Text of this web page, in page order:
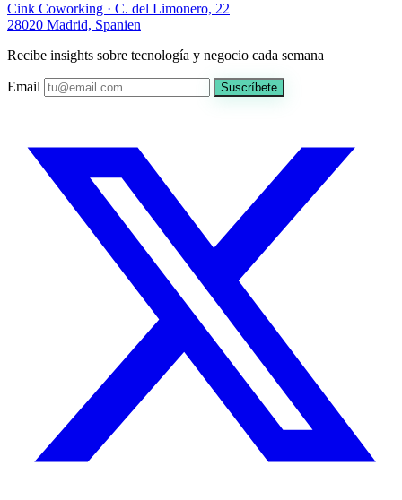
Cink Coworking · C. del Limonero, 22
28020 Madrid, Spanien
Recibe insights sobre tecnología y negocio cada semana
Email Suscríbete